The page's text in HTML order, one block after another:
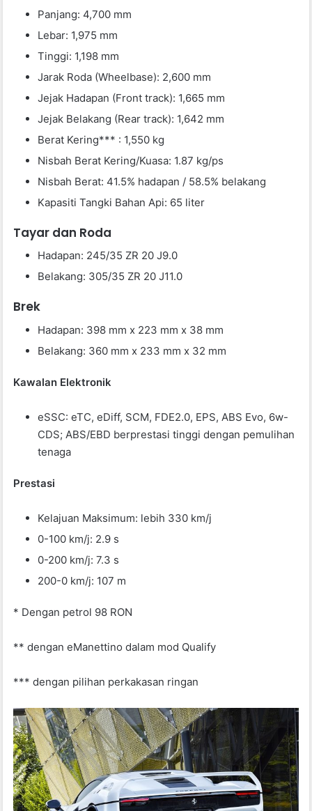
Panjang: 4,700 mm
Lebar: 1,975 mm
Tinggi: 1,198 mm
Jarak Roda (Wheelbase): 2,600 mm
Jejak Hadapan (Front track): 1,665 mm
Jejak Belakang (Rear track): 1,642 mm
Berat Kering*** : 1,550 kg
Nisbah Berat Kering/Kuasa: 1.87 kg/ps
Nisbah Berat: 41.5% hadapan / 58.5% belakang
Kapasiti Tangki Bahan Api: 65 liter
Tayar dan Roda
Hadapan: 245/35 ZR 20 J9.0
Belakang: 305/35 ZR 20 J11.0
Brek
Hadapan: 398 mm x 223 mm x 38 mm
Belakang: 360 mm x 233 mm x 32 mm
Kawalan Elektronik
eSSC: eTC, eDiff, SCM, FDE2.0, EPS, ABS Evo, 6w-
CDS; ABS/EBD berprestasi tinggi dengan pemulihan
tenaga
Prestasi
Kelajuan Maksimum: lebih 330 km/j
0-100 km/j: 2.9 s
0-200 km/j: 7.3 s
200-0 km/j: 107 m
* Dengan petrol 98 RON
** dengan eManettino dalam mod Qualify
*** dengan pilihan perkakasan ringan